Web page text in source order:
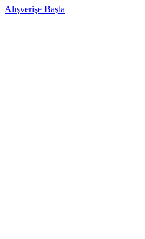
Alışverişe Başla